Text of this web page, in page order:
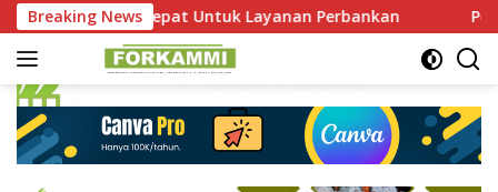
Skip
to
content
Breaking News
dan Cepat Untuk Layanan Perbankan Pengurus